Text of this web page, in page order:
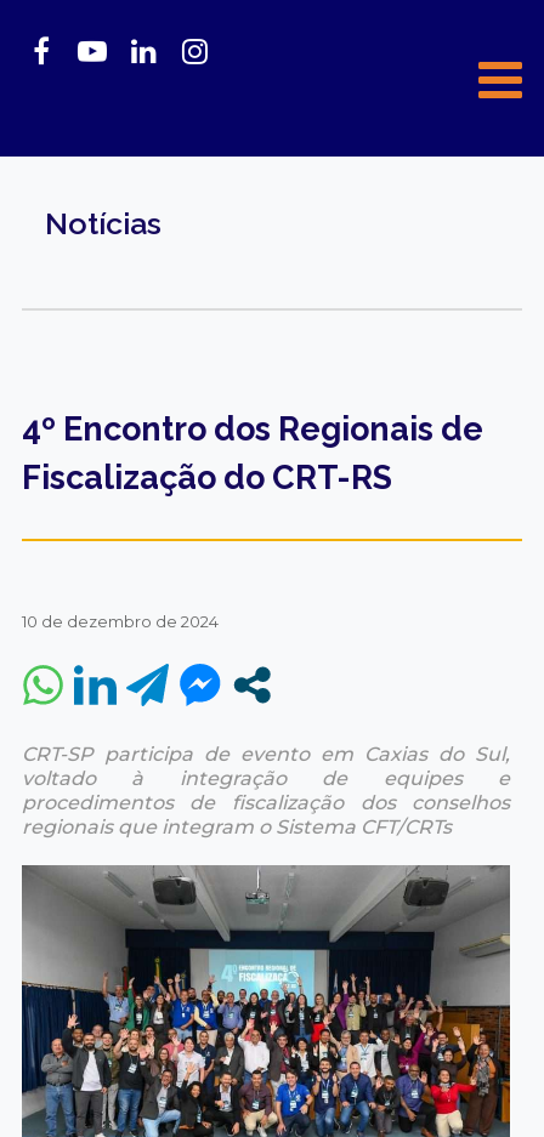
Notícias
4º Encontro dos Regionais de
Fiscalização do CRT-RS
10 de dezembro de 2024
CRT-SP participa de evento em Caxias do Sul,
voltado à integração de equipes e
procedimentos de fiscalização dos conselhos
regionais que integram o Sistema CFT/CRTs